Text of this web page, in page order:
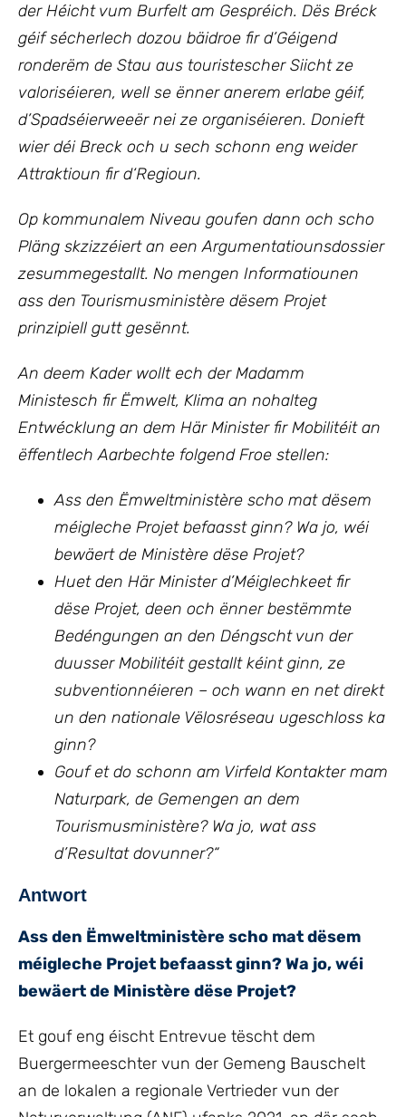
der Héicht vum Burfelt am Gespréich. Dës Bréck
géif sécherlech dozou bäidroe fir d’Géigend
ronderëm de Stau aus touristescher Siicht ze
valoriséieren, well se ënner anerem erlabe géif,
d’Spadséierweeër nei ze organiséieren. Donieft
wier déi Breck och u sech schonn eng weider
Attraktioun fir d‘Regioun.
Op kommunalem Niveau goufen dann och scho
Pläng skzizzéiert an een Argumentatiounsdossier
zesummegestallt. No mengen Informatiounen
ass den Tourismusministère dësem Projet
prinzipiell gutt gesënnt.
An deem Kader wollt ech der Madamm
Ministesch fir Ëmwelt, Klima an nohalteg
Entwécklung an dem Här Minister fir Mobilitéit an
ëffentlech Aarbechte folgend Froe stellen:
Ass den Ëmweltministère scho mat dësem
méigleche Projet befaasst ginn? Wa jo, wéi
bewäert de Ministère dëse Projet?
Huet den Här Minister d’Méiglechkeet fir
dëse Projet, deen och ënner bestëmmte
Bedéngungen an den Déngscht vun der
duusser Mobilitéit gestallt kéint ginn, ze
subventionnéieren – och wann en net direkt
un den nationale Vëlosréseau ugeschloss ka
ginn?
Gouf et do schonn am Virfeld Kontakter mam
Naturpark, de Gemengen an dem
Tourismusministère? Wa jo, wat ass
d’Resultat dovunner?“
Antwort
Ass den Ëmweltministère scho mat dësem
méigleche Projet befaasst ginn? Wa jo, wéi
bewäert de Ministère dëse Projet?
Et gouf eng éischt Entrevue tëscht dem
Buergermeeschter vun der Gemeng Bauschelt
an de lokalen a regionale Vertrieder vun der